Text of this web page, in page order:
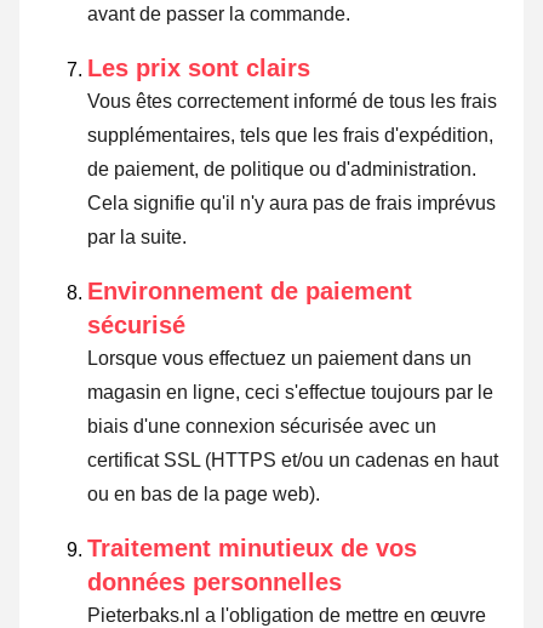
avant de passer la commande.
Les prix sont clairs
Vous êtes correctement informé de tous les frais
supplémentaires, tels que les frais d'expédition,
de paiement, de politique ou d'administration.
Cela signifie qu'il n'y aura pas de frais imprévus
par la suite.
Environnement de paiement
sécurisé
Lorsque vous effectuez un paiement dans un
magasin en ligne, ceci s'effectue toujours par le
biais d'une connexion sécurisée avec un
certificat SSL (HTTPS et/ou un cadenas en haut
ou en bas de la page web).
Traitement minutieux de vos
données personnelles
Pieterbaks.nl a l'obligation de mettre en œuvre